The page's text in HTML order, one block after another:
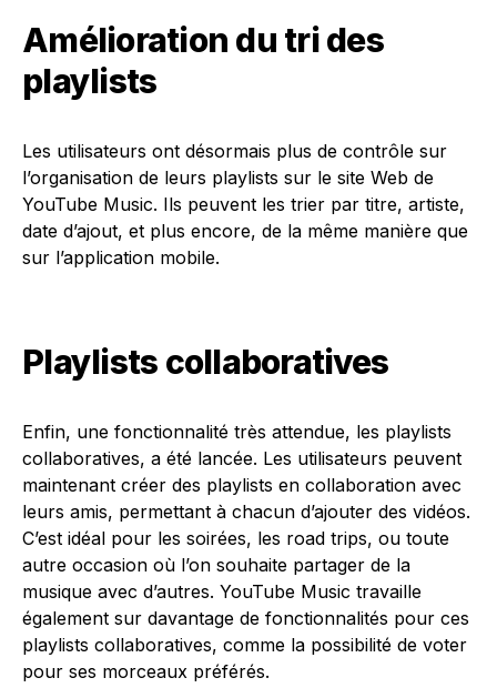
Amélioration du tri des
playlists
Les utilisateurs ont désormais plus de contrôle sur
l’organisation de leurs playlists sur le site Web de
YouTube Music. Ils peuvent les trier par titre, artiste,
date d’ajout, et plus encore, de la même manière que
sur l’application mobile.
Playlists collaboratives
Enfin, une fonctionnalité très attendue, les playlists
collaboratives, a été lancée. Les utilisateurs peuvent
maintenant créer des playlists en collaboration avec
leurs amis, permettant à chacun d’ajouter des vidéos.
C’est idéal pour les soirées, les road trips, ou toute
autre occasion où l’on souhaite partager de la
musique avec d’autres. YouTube Music travaille
également sur davantage de fonctionnalités pour ces
playlists collaboratives, comme la possibilité de voter
pour ses morceaux préférés.